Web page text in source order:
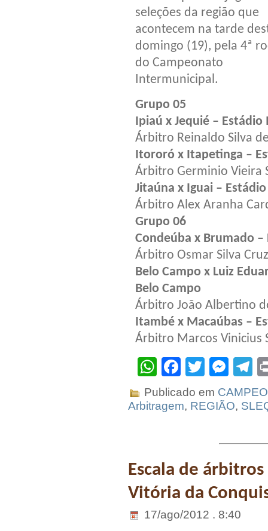
seleções da região que
acontecem na tarde
domingo (19), pela 4ª
do Campeonato
Intermunicipal.
Grupo 05
Ipiaú x Jequié –
Árbitro Reinaldo Silva
Itororó x Itapetinga –
Árbitro Germinio Vieira
Jitaúna x Iguai –
Árbitro Alex Aranha
Grupo 06
Condeúba x Brumado
Árbitro Osmar Silva
Belo Campo x Luiz
Belo Campo
Árbitro João Albertino
Itambé x Macaúbas –
Árbitro Marcos Vinicius
WhatsApp
Facebook
Twitter
Publicado em
Arbitragem, REGIÃO,
Escala de
Vitória da
17/ago/2012 . 8:40